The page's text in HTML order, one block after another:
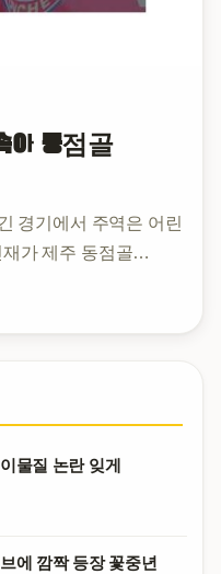
아 동점골
경기에서 주역은 어린
가 제주 동점골
물질 논란 잊게
에 깜짝 등장 꽃중년